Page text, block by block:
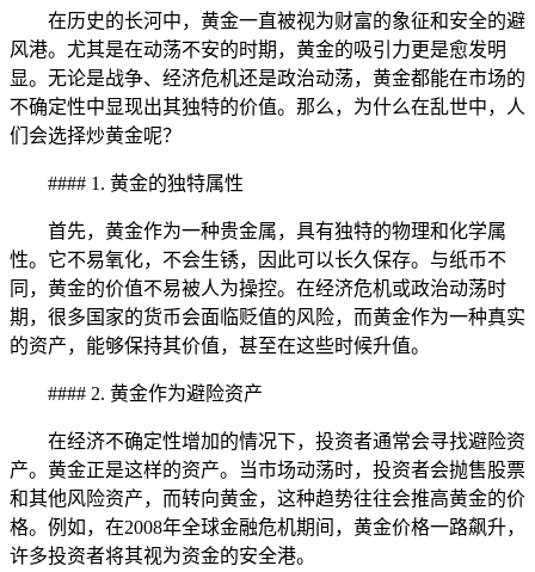
在历史的长河中，黄金一直被视为财富的象征和安全的避
风港。尤其是在动荡不安的时期，黄金的吸引力更是愈发明
显。无论是战争、经济危机还是政治动荡，黄金都能在市场的
不确定性中显现出其独特的价值。那么，为什么在乱世中，人
们会选择炒黄金呢？
#### 1. 黄金的独特属性
首先，黄金作为一种贵金属，具有独特的物理和化学属
性。它不易氧化，不会生锈，因此可以长久保存。与纸币不
同，黄金的价值不易被人为操控。在经济危机或政治动荡时
期，很多国家的货币会面临贬值的风险，而黄金作为一种真实
的资产，能够保持其价值，甚至在这些时候升值。
#### 2. 黄金作为避险资产
在经济不确定性增加的情况下，投资者通常会寻找避险资
产。黄金正是这样的资产。当市场动荡时，投资者会抛售股票
和其他风险资产，而转向黄金，这种趋势往往会推高黄金的价
格。例如，在2008年全球金融危机期间，黄金价格一路飙升，
许多投资者将其视为资金的安全港。